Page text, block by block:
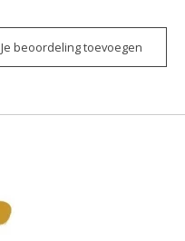
Je beoordeling toevoegen